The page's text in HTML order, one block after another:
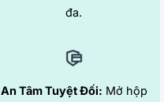
đa.
An Tâm Tuyệt Đối: Mở hộp